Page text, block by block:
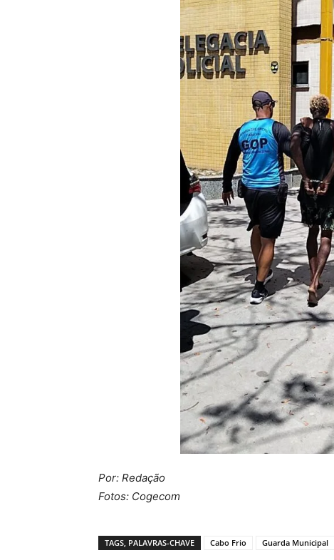
Por: Redação
Fotos: Cogecom
TAGS, PALAVRAS-CHAVE Cabo Frio Guarda Municipal